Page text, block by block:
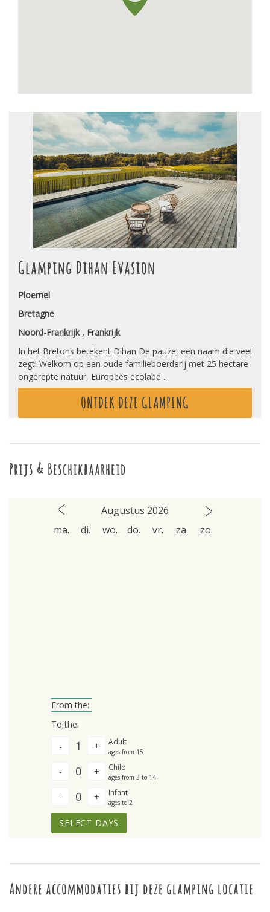
Glamping Dihan Evasion
Ploemel
Bretagne
Noord-Frankrijk , Frankrijk
In het Bretons betekent Dihan De pauze, een naam die veel
zegt! Welkom op een oude familieboerderij met 25 hectare
ongerepte natuur, Europees ecolabe ...
ONTDEK DEZE GLAMPING
Prijs & Beschikbaarheid
Augustus 2026
ma.
di. wo. do. vr. za. zo.
From the:
To the:
-
1 + Adult
ages from 15
- 0 + Child
ages from 3 to 14
- 0 + Infant
ages to 2
SELECT DAYS
Andere accommodaties bij deze glamping locatie